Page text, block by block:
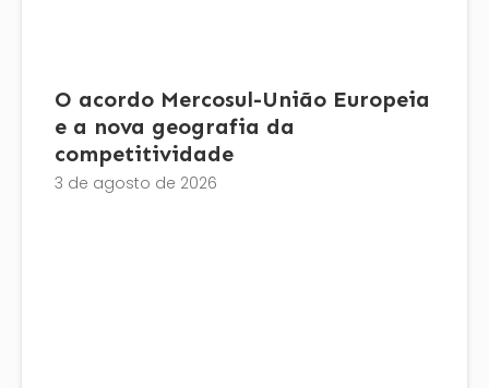
O acordo Mercosul-União Europeia
e a nova geografia da
competitividade
3 de agosto de 2026